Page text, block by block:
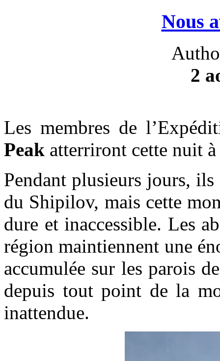
Nous
2
Les membres de
Peak atterriront cette nuit
Pendant plusieurs jours,
du Shipilov, mais cette
dure et inaccessible. Les
région maintiennent une
accumulée sur les parois
depuis tout point de la
inattendue.